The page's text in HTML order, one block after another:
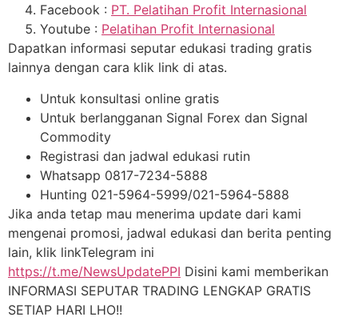
Facebook : PT. Pelatihan Profit Internasional
Youtube : Pelatihan Profit Internasional
Dapatkan informasi seputar edukasi trading gratis
lainnya dengan cara klik link di atas.
Untuk konsultasi online gratis
Untuk berlangganan Signal Forex dan Signal
Commodity
Registrasi dan jadwal edukasi rutin
Whatsapp 0817-7234-5888
Hunting 021-5964-5999/021-5964-5888
Jika anda tetap mau menerima update dari kami
mengenai promosi, jadwal edukasi dan berita penting
lain, klik linkTelegram ini
https://t.me/NewsUpdatePPI Disini kami memberikan
INFORMASI SEPUTAR TRADING LENGKAP GRATIS
SETIAP HARI LHO!!